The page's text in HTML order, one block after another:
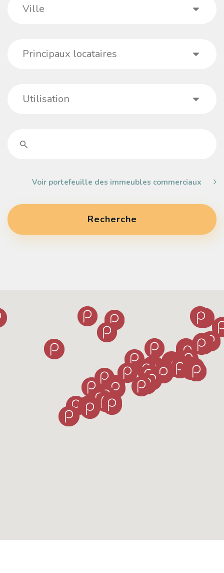
Voir portefeuille des immeubles commerciaux
Recherche